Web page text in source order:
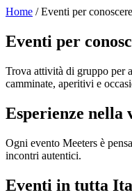
Home / Eventi per
Eventi per
Trova attività di gruppo per
camminate, aperitivi e
Esperienze nella
Ogni evento Meeters è
incontri autentici.
Eventi in tutta